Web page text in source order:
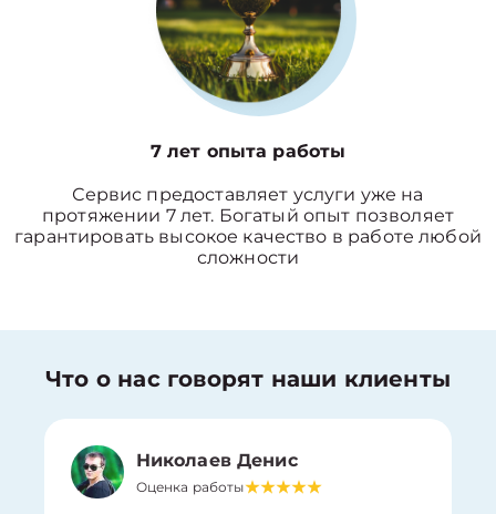
7 лет опыта работы
Сервис предоставляет услуги уже на
протяжении 7 лет. Богатый опыт позволяет
гарантировать высокое качество в работе любой
сложности
Что о нас говорят наши клиенты
Николаев Денис
Оценка работы